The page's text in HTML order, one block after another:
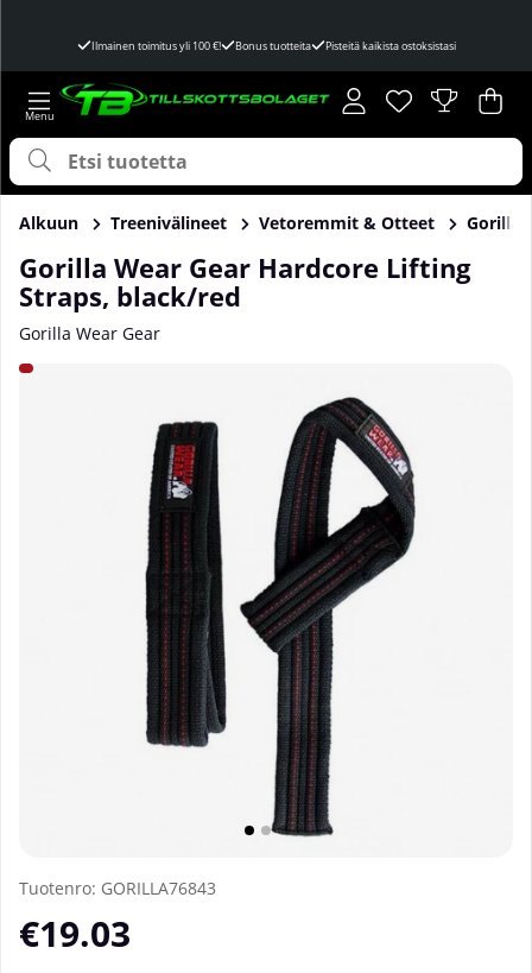
Ilmainen toimitus yli 100 €! Bonus tuotteita Pisteitä kaikista ostoksistasi
Toivelista
Lukumäärä
. .
Alkuun Treenivälineet Vetoremmit & Otteet Gorilla
Gorilla Wear Gear Hardcore Lifting
Straps, black/red
Gorilla Wear Gear
Tuotekuvat Gorilla Wear Gear Hardcore Lifting Straps,
Tuotenro: GORILLA76843
€19.03